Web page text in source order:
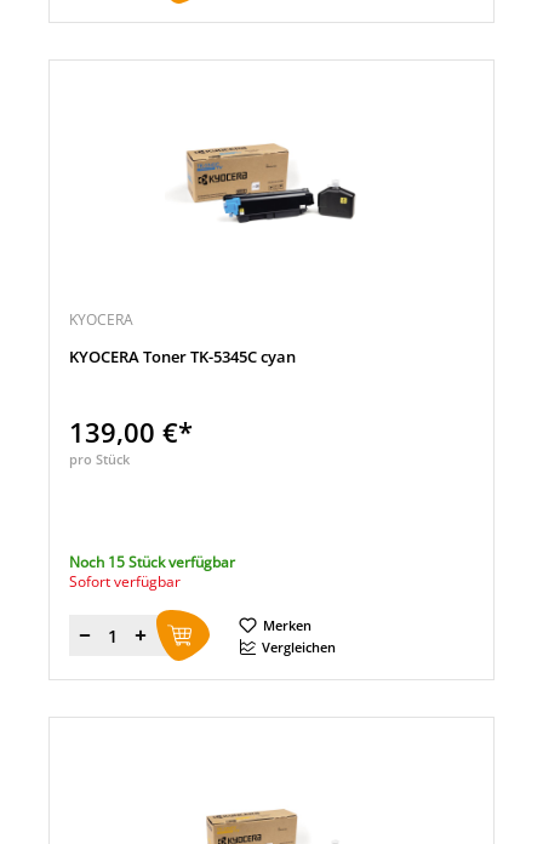
KYOCERA
KYOCERA Toner TK-5345C cyan
139,00 €*
pro Stück
Noch 15 Stück verfügbar
Sofort verfügbar
Menge
Merken
Vergleichen